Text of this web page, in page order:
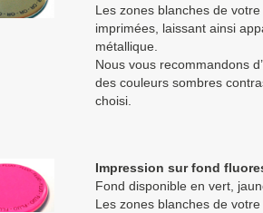
Les zones blanches de
imprimées, laissant ainsi
métallique.
Nous vous recommandons
des couleurs sombres
choisi.
Impression sur fond
Fond disponible en vert,
Les zones blanches de